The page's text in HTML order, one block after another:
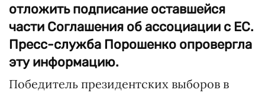
отложить подписание оставшейся
части Соглашения об ассоциации с ЕС.
Пресс-служба Порошенко опровергла
эту информацию.
Победитель президентских выборов в